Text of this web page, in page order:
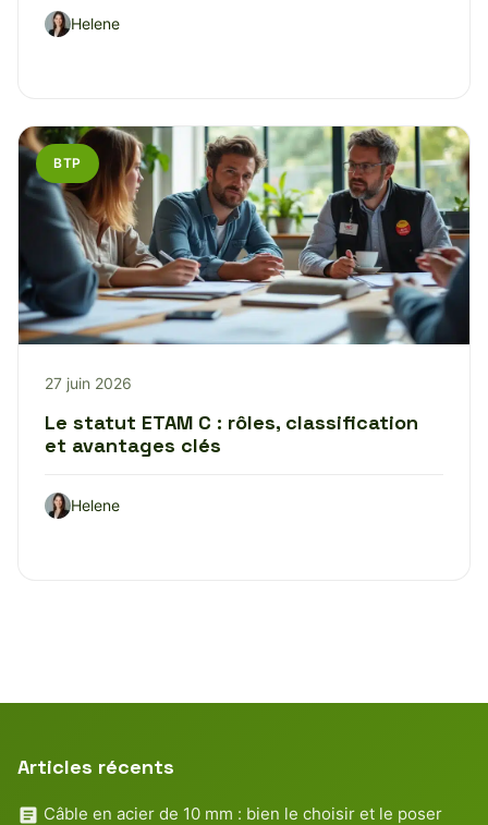
Helene
BTP
27 juin 2026
Le statut ETAM C : rôles, classification
et avantages clés
Helene
Articles récents
Câble en acier de 10 mm : bien le choisir et le poser